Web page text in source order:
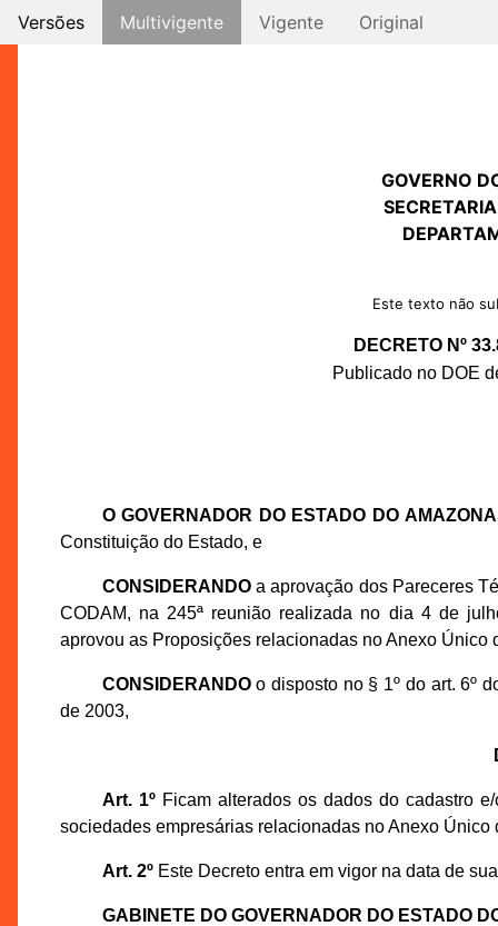
Versões Multivigente Vigente Original
GOVERNO
Este texto não
DECRETO Nº
Publicado no DOE
O GOVERNADOR DO ESTADO DO
Constituição do Estado, e
CONSIDERANDOa aprovação dos Pareceres
CODAM, na 245ª reunião realizada no dia 4 de
aprovou as Proposições relacionadas no Anexo Único
CONSIDERANDOo disposto no § 1º do art. 6º
de 2003,
Art. 1ºFicam alterados os dados do cadastro
sociedades empresárias relacionadas no Anexo Único
Art. 2ºEste Decreto entra em vigor na data de
GABINETE DO GOVERNADOR DO ESTADO